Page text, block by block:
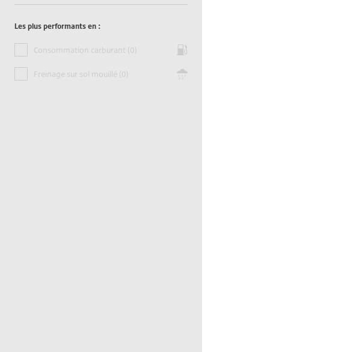
Les plus performants en :
Consommation carburant (0)
Freinage sur sol mouillé (0)